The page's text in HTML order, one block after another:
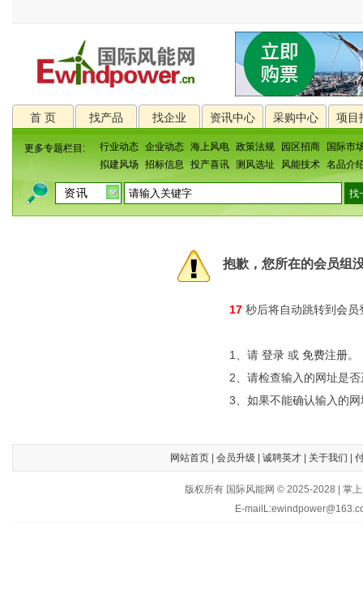
首 页 找产品 找企业 资讯中心 采购中心 项目
更多专题栏目: 行业动态 企业动态 海上风电 政策法规 园区招商
国际市
拟建风场
招标信息 投产喜讯 测风选址 风能技术 名品介
抱歉，您所在的会员组
17 秒后将自动跳转到会员
1、请 登录 或 免费注册。
2、请检查输入的网址是
3、如果不能确认输入的
网站首页| 会员升级 诚聘英才| 关于我们
版权所有 国际风能网 © 2025-2028 | 掌
E-